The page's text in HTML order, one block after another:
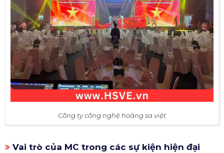
Công ty công nghệ hoàng sa việt
Vai trò của MC trong các sự kiện hiện đại